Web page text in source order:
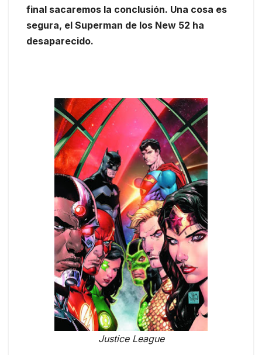
final sacaremos la conclusión. Una cosa es
segura, el Superman de los New 52 ha
desaparecido.
Justice League